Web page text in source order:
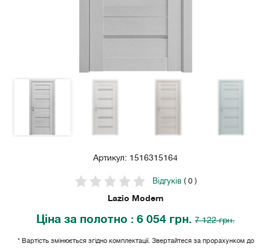
Артикул: 1516315164
Відгуків( 0 )
Lazio Modern
Ціна за полотно : 6 054 грн. 7 122 грн.
* Вартість змінюється згідно комплектації. Звертайтеся за прорахунком до